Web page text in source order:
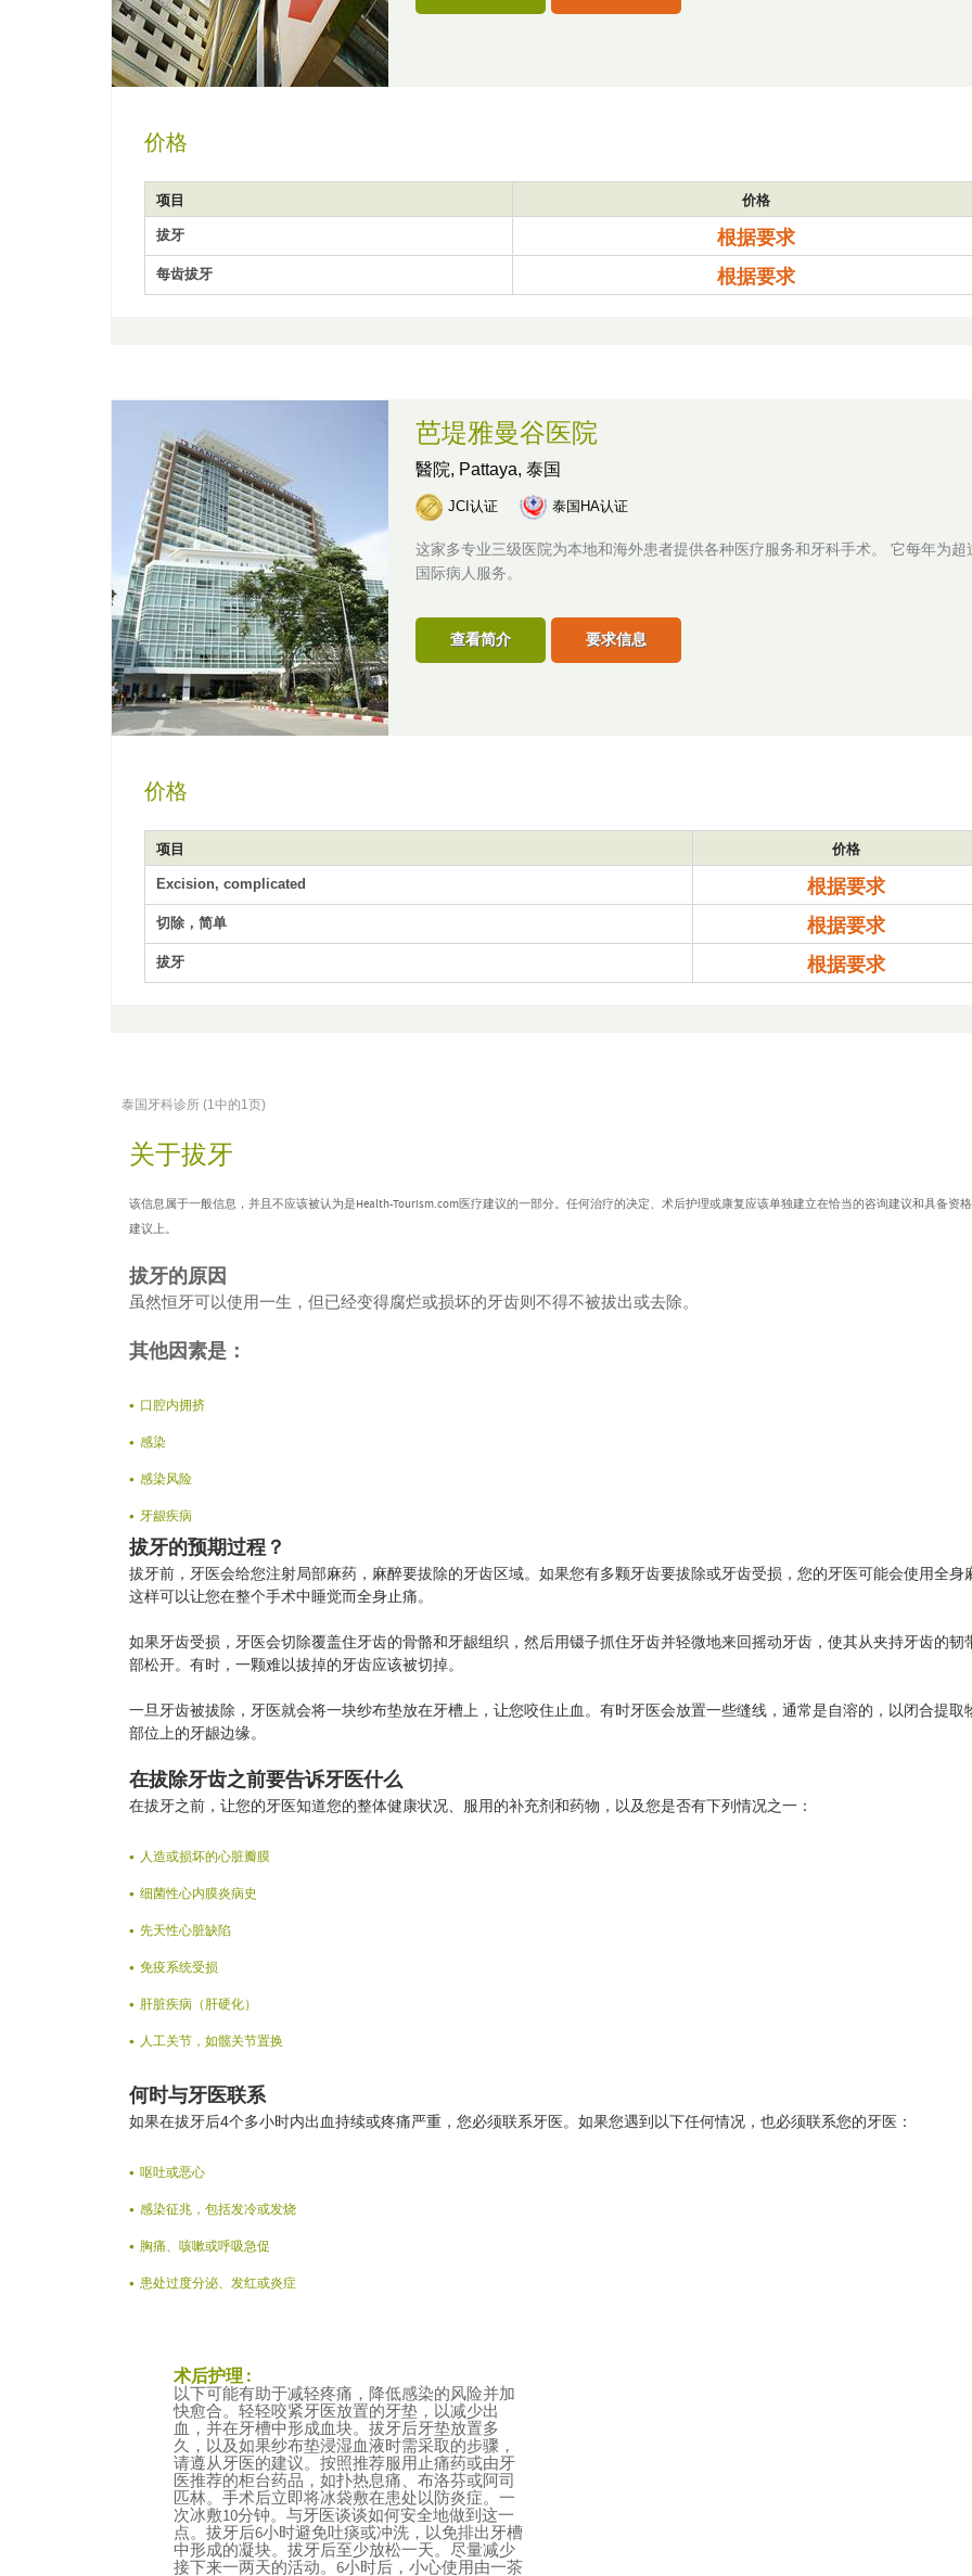
价格
项目 价格
拔牙 根据要求
每齿拔牙 根据要求
芭堤雅曼谷医院
醫院, Pattaya, 泰国
JCI认证 泰国HA认证
这家多专业三级医院为本地和海外患者提供各种医疗服务和牙科手术。 它每年为超
国际病人服务。
查看简介 要求信息
价格
项目 价格
Excision, complicated 根据要求
切除，简单 根据要求
拔牙 根据要求
泰国牙科诊所 (1中的1页)
关于拔牙
该信息属于一般信息，并且不应该被认为是Health-Tourism.com医疗建议的一部分。任何治疗的决定、术后护理或康复应该单独建立在恰当的咨询建议和具备资
建议上。
拔牙的原因
虽然恒牙可以使用一生，但已经变得腐烂或损坏的牙齿则不得不被拔出或去除。
其他因素是：
口腔内拥挤
感染
感染风险
牙龈疾病
拔牙的预期过程？
拔牙前，牙医会给您注射局部麻药，麻醉要拔除的牙齿区域。如果您有多颗牙齿要拔除或牙齿受损，您的牙医可能会使用全身
这样可以让您在整个手术中睡觉而全身止痛。
如果牙齿受损，牙医会切除覆盖住牙齿的骨骼和牙龈组织，然后用镊子抓住牙齿并轻微地来回摇动牙齿，使其从夹持牙齿的韧
部松开。有时，一颗难以拔掉的牙齿应该被切掉。
一旦牙齿被拔除，牙医就会将一块纱布垫放在牙槽上，让您咬住止血。有时牙医会放置一些缝线，通常是自溶的，以闭合提取
部位上的牙龈边缘。
在拔除牙齿之前要告诉牙医什么
在拔牙之前，让您的牙医知道您的整体健康状况、服用的补充剂和药物，以及您是否有下列情况之一：
人造或损坏的心脏瓣膜
细菌性心内膜炎病史
先天性心脏缺陷
免疫系统受损
肝脏疾病（肝硬化）
人工关节，如髋关节置换
何时与牙医联系
如果在拔牙后4个多小时内出血持续或疼痛严重，您必须联系牙医。如果您遇到以下任何情况，也必须联系您的牙医：
呕吐或恶心
感染征兆，包括发冷或发烧
胸痛、咳嗽或呼吸急促
患处过度分泌、发红或炎症
术后护理 :
以下可能有助于减轻疼痛，降低感染的风险并加
快愈合。轻轻咬紧牙医放置的牙垫，以减少出
血，并在牙槽中形成血块。拔牙后牙垫放置多
久，以及如果纱布垫浸湿血液时需采取的步骤，
请遵从牙医的建议。按照推荐服用止痛药或由牙
医推荐的柜台药品，如扑热息痛、布洛芬或阿司
匹林。手术后立即将冰袋敷在患处以防炎症。一
次冰敷10分钟。与牙医谈谈如何安全地做到这一
点。拔牙后6小时避免吐痰或冲洗，以免排出牙槽
中形成的凝块。拔牙后至少放松一天。尽量减少
接下来一两天的活动。6小时后，小心使用由一茶